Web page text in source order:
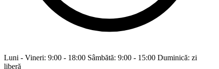
Luni - Vineri: 9:00 - 18:00 Sâmbătă: 9:00 - 15:00 Duminică: zi
liberă